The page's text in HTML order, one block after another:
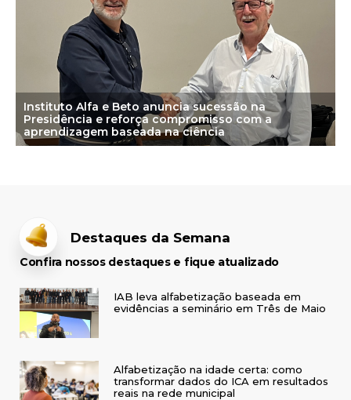
Instituto Alfa e Beto anuncia sucessão na
Presidência e reforça compromisso com a
aprendizagem baseada na ciência
Destaques da Semana
Confira nossos destaques e fique atualizado
IAB leva alfabetização baseada em
evidências a seminário em Três de Maio
Alfabetização na idade certa: como
transformar dados do ICA em resultados
reais na rede municipal